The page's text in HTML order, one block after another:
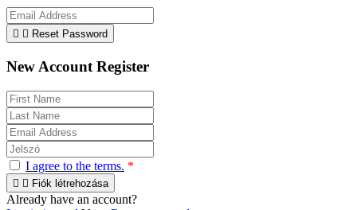
  Reset Password
New Account Register
I agree to the terms. *
  Fiók létrehozása
Already have an account?